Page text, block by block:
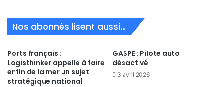
Nos abonnés lisent aussi...
Ports français :
Logisthinker appelle à faire
enfin de la mer un sujet
stratégique national
GASPE : Pilote auto
désactivé
3 avril 2026